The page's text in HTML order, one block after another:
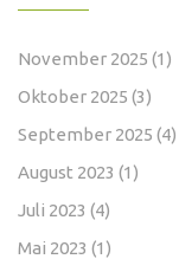
November 2025 (1)
Oktober 2025 (3)
September 2025 (4)
August 2023 (1)
Juli 2023 (4)
Mai 2023 (1)